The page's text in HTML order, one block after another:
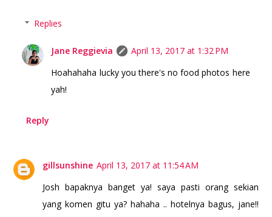
Replies
Jane Reggievia
April 13, 2017 at 1:32 PM
Hoahahaha lucky you there's no food photos here
yah!
Reply
gillsunshine April 13, 2017 at 11:54 AM
Josh bapaknya banget ya! saya pasti orang sekian
yang komen gitu ya? hahaha .. hotelnya bagus, jane!!